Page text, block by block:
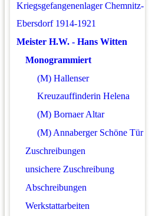
Kriegsgefangenenlager Chemnitz-
Ebersdorf 1914-1921
Meister H.W. - Hans Witten
Monogrammiert
(M) Hallenser
Kreuzauffinderin Helena
(M) Bornaer Altar
(M) Annaberger Schöne Tür
Zuschreibungen
unsichere Zuschreibung
Abschreibungen
Werkstattarbeiten